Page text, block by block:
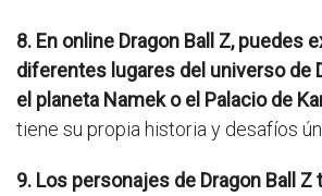
8. En online Dragon Ball Z, puedes
diferentes lugares del universo de
el planeta Namek o el Palacio de
tiene su propia historia y desafíos
9. Los personajes de Dragon Ball Z